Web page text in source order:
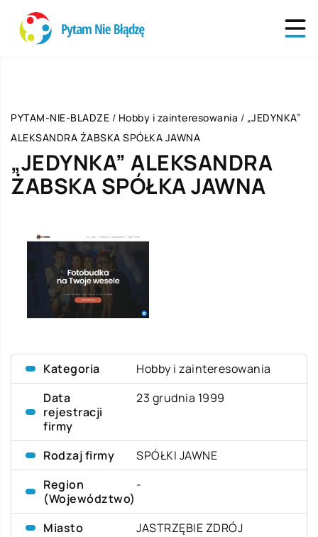
PYTAM-NIE-BLADZE / Hobby i zainteresowania / „JEDYNKA”
ALEKSANDRA ŻABSKA SPÓŁKA JAWNA
„JEDYNKA” ALEKSANDRA
ŻABSKA SPÓŁKA JAWNA
Kategoria
Hobby i zainteresowania
Data
rejestracji
firmy
23 grudnia 1999
Rodzaj firmy
SPÓŁKI JAWNE
Region
(Województwo)
-
Miasto
JASTRZĘBIE ZDRÓJ